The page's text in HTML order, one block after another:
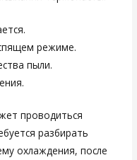
режиме.
пыли.
проводиться
разбирать
охлаждения, после